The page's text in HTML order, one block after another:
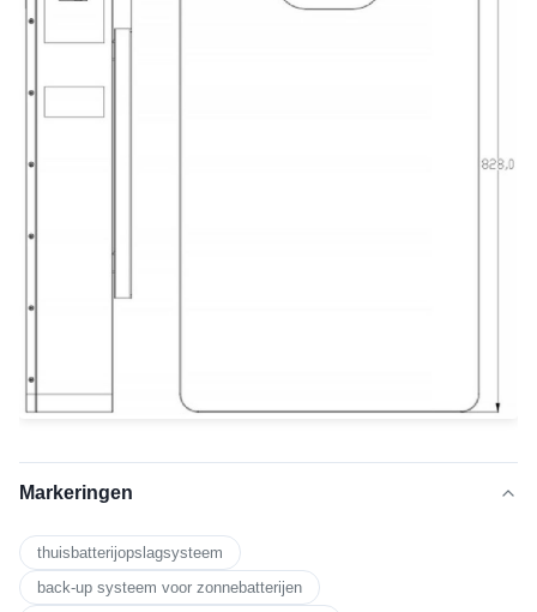
Markeringen
thuisbatterijopslagsysteem
back-up systeem voor zonnebatterijen